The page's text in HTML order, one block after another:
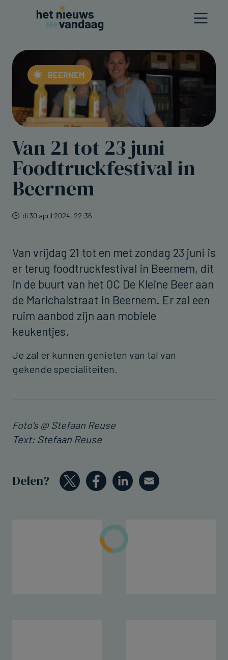
BEERNEM
Van 21 tot 23 juni
Foodtruckfestival in
Beernem
di 30 april 2024, 22:36
Van vrijdag 21 tot en met zondag 23 juni is
er terug foodtruckfestival in Beernem, dit
in de buurt van het OC De Kleine Beer aan
de Marichalstraat in Beernem. Er zal een
ruim aanbod zijn aan mobiele
keukentjes.
Je zal er kunnen genieten van tal van
gekende specialiteiten.
Foto's @ Stefaan Reuse
Text: Stefaan Reuse
Delen?